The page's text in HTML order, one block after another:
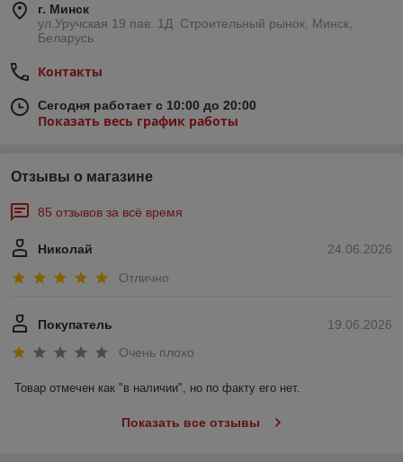
г. Минск
ул.Уручская 19 пав. 1Д .Строительный рынок, Минск,
Беларусь
Контакты
Сегодня работает с 10:00 до 20:00
Показать весь график работы
Отзывы о магазине
85 отзывов за всё время
24.06.2026
Николай
Отлично
19.06.2026
Покупатель
Очень плохо
Товар отмечен как "в наличии", но по факту его нет.
Показать все отзывы